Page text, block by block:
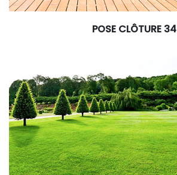
POSE CLÔTURE 34